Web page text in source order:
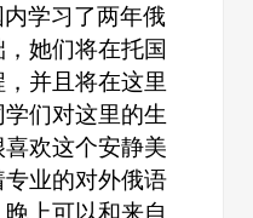
学习了两年俄
她们将在托国
并且将在这里
们对这里的生
欢这个安静美
业的对外俄语